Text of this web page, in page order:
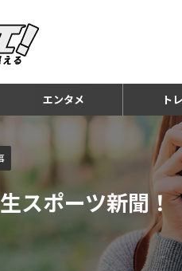
エンタメ ト
スポーツ新聞！